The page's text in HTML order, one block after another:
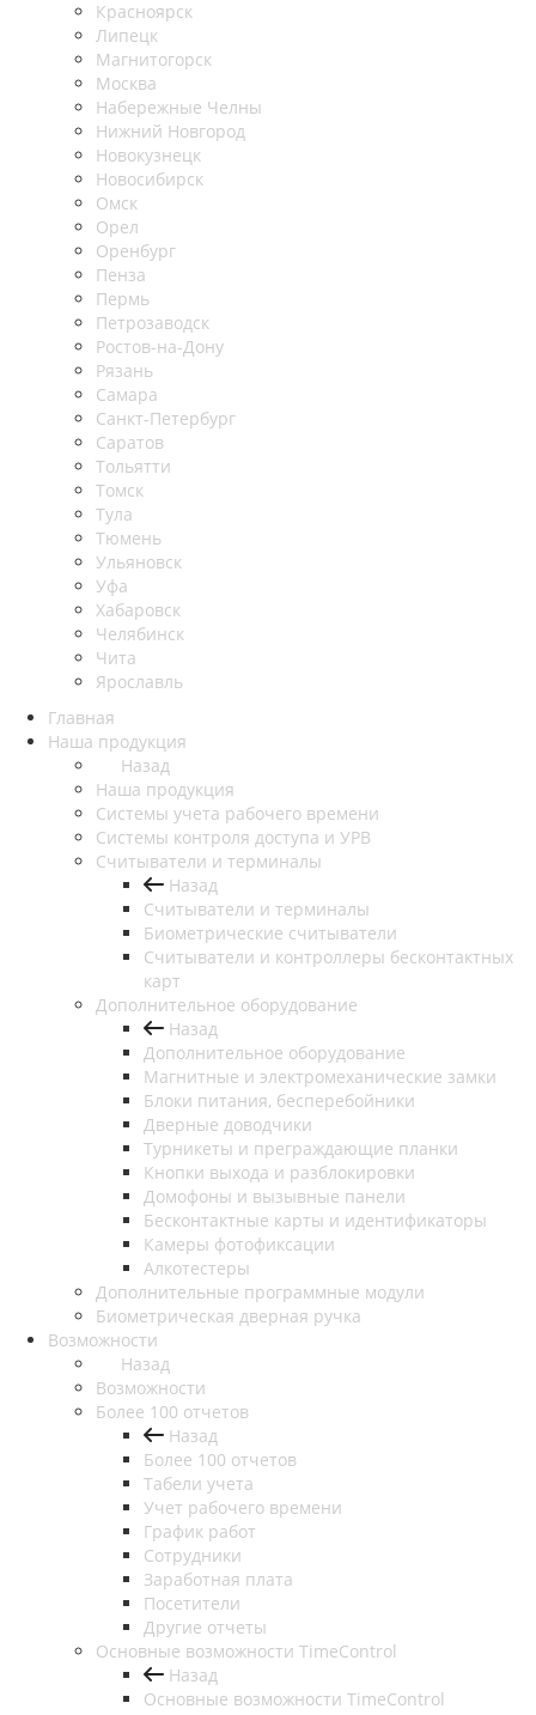
Красноярск
Липецк
Магнитогорск
Москва
Набережные Челны
Нижний Новгород
Новокузнецк
Новосибирск
Омск
Орел
Оренбург
Пенза
Пермь
Петрозаводск
Ростов-на-Дону
Рязань
Самара
Санкт-Петербург
Саратов
Тольятти
Томск
Тула
Тюмень
Ульяновск
Уфа
Хабаровск
Челябинск
Чита
Ярославль
Главная
Наша продукция
Назад
Наша продукция
Cистемы учета рабочего времени
Системы контроля доступа и УРВ
Считыватели и терминалы
Назад
Считыватели и терминалы
Биометрические считыватели
Считыватели и контроллеры бесконтактных
карт
Дополнительное оборудование
Назад
Дополнительное оборудование
Магнитные и электромеханические замки
Блоки питания, бесперебойники
Дверные доводчики
Турникеты и преграждающие планки
Кнопки выхода и разблокировки
Домофоны и вызывные панели
Бесконтактные карты и идентификаторы
Камеры фотофиксации
Алкотестеры
Дополнительные программные модули
Биометрическая дверная ручка
Возможности
Назад
Возможности
Более 100 отчетов
Назад
Более 100 отчетов
Табели учета
Учет рабочего времени
График работ
Сотрудники
Заработная плата
Посетители
Другие отчеты
Основные возможности TimeControl
Назад
Основные возможности TimeControl